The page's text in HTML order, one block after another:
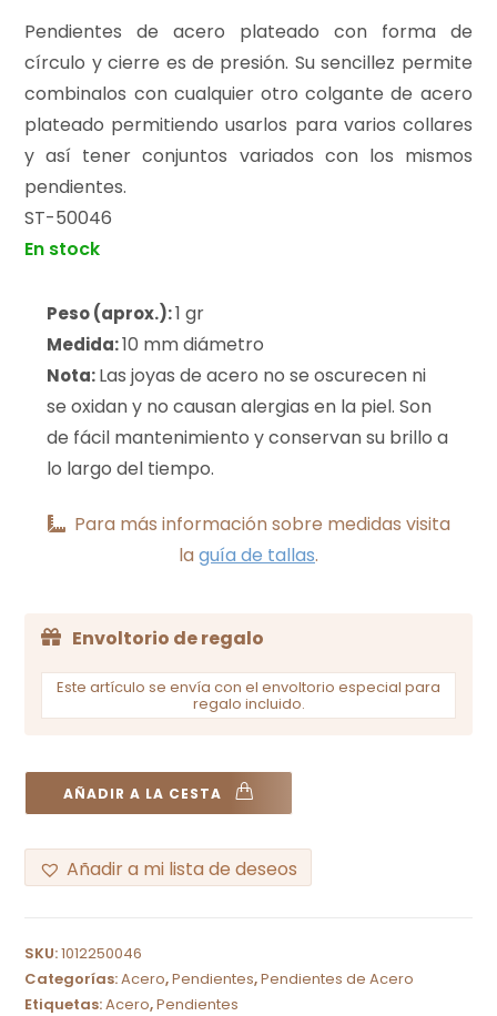
Pendientes de acero plateado con forma de
círculo y cierre es de presión. Su sencillez permite
combinalos con cualquier otro colgante de acero
plateado permitiendo usarlos para varios collares
y así tener conjuntos variados con los mismos
pendientes.
ST-50046
En stock
Peso (aprox.):1 gr
Medida:10 mm diámetro
Nota:Las joyas de acero no se oscurecen ni
se oxidan y no causan alergias en la piel. Son
de fácil mantenimiento y conservan su brillo a
lo largo del tiempo.
Para más información sobre medidas visita
laguía de tallas.
Envoltorio de regalo
Este artículo se envía con el envoltorio especial para
regalo incluido.
AÑADIR A LA CESTA
Añadir a mi lista de deseos
t
e
SKU:1012250046
Categorías:Acero,Pendientes,Pendientes de Acero
Etiquetas:Acero,Pendientes